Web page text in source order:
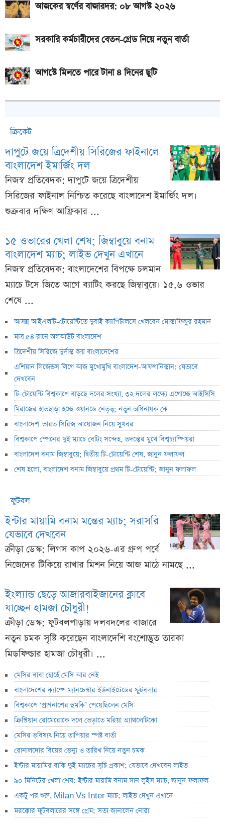
আজকের স্বর্ণের বাজারদর: ০৮ আগস্ট ২০২৬
সরকারি কর্মচারীদের বেতন-গ্রেড নিয়ে নতুন বার্তা
আগস্টে মিলতে পারে টানা ৪ দিনের ছুটি
ক্রিকেট
দাপুটে জয়ে ত্রিদেশীয় সিরিজের ফাইনালে
বাংলাদেশ ইমার্জিং দল
নিজস্ব প্রতিবেদক: দাপুটে জয়ে ত্রিদেশীয়
সিরিজের ফাইনাল নিশ্চিত করেছে বাংলাদেশ ইমার্জিং দল।
শুক্রবার দক্ষিণ আফ্রিকার ...
১৫ ওভারের খেলা শেষ; জিম্বাবুয়ে বনাম
বাংলাদেশ ম্যাচ; লাইভ দেখুন এখানে
নিজস্ব প্রতিবেদক: বাংলাদেশের বিপক্ষে চলমান
ম্যাচে টসে জিতে আগে ব্যাটিং করছে জিম্বাবুয়ে। ১৫.৬ ওভার
শেষে ...
আসন্ন আইএলটি-টোয়েন্টিতে দুবাই ক্যাপিটালসে খেলবেন মোস্তাফিজুর রহমান
মাত্র ৫৪ রানে অলআউট বাংলাদেশ
ত্রিদেশীয় সিরিজে দুর্দান্ত জয় বাংলাদেশের
এশিয়ান লিজেন্ডস লিগে আজ মুখোমুখি বাংলাদেশ-আফগানিস্তান: যেভাবে
দেখবেন
টি-টোয়েন্টি বিশ্বকাপে বাড়ছে দলের সংখ্যা, ৩২ দলের লক্ষ্যে এগোচ্ছে আইসিসি
মিরাজের হাতছাড়া হচ্ছে ওয়ানডে নেতৃত্ব; নতুন অধিনায়ক কে
বাংলাদেশ-ভারত সিরিজ আয়োজন নিয়ে সুখবর
বিশ্বকাপে স্পেনের দুই ম্যাচে বেটিং সন্দেহ, তদন্তের মুখে বিশ্বচ্যাম্পিয়রা
বাংলাদেশ বনাম জিম্বাবুয়ে; দ্বিতীয় টি-টোয়েন্টি শেষ, জানুন ফলাফল
শেষ হলো, বাংলাদেশ বনাম জিম্বাবুয়ে প্রথম টি-টোয়েন্টি; জানুন ফলাফল
ফুটবল
ইন্টার মায়ামি বনাম মন্তের ম্যাচ; সরাসরি
যেভাবে দেখবেন
ক্রীড়া ডেস্ক: লিগস কাপ ২০২৬-এর গ্রুপ পর্বে
নিজেদের টিকিয়ে রাখার মিশন নিয়ে আজ মাঠে নামছে ...
ইংল্যান্ড ছেড়ে আজারবাইজানের ক্লাবে
যাচ্ছেন হামজা চৌধুরী!
ক্রীড়া ডেস্ক: ফুটবলপাড়ায় দলবদলের বাজারে
নতুন চমক সৃষ্টি করেছেন বাংলাদেশি বংশোদ্ভূত তারকা
মিডফিল্ডার হামজা চৌধুরী। ...
মেসির বাবা হোর্হে মেসি আর নেই
বাংলাদেশের ক্যাম্পে ম্যানচেস্টার ইউনাইটেডের ফুটবলার
বিশ্বকাপে ‘প্রাণনাশের হুমকি’ পেয়েছিলেন মেসি
ক্রিস্টিয়ান রোমেরোকে দলে ভেড়াতে মরিয়া অ্যাথলেটিকো
মেসির ভবিষ্যৎ নিয়ে তাপিয়ার স্পষ্ট বার্তা
রোনালদোর বিয়ের ভেন্যু ও তারিখ নিয়ে নতুন চমক
ইন্টার মায়ামির বাকি দুই ম্যাচের সূচি প্রকাশ; যেভাবে দেখবেন লাইভ
৯০ মিনিটের খেলা শেষ: ইন্টার মায়ামি বনাম সান লুইস ম্যাচ, জানুন ফলাফল
একটু পর শুরু, Milan Vs Inter ম্যাচ; লাইভ দেখুন এখানে
মরক্কোর ফুটবলারের সঙ্গে প্রেম; সত্য জানালেন নোরা